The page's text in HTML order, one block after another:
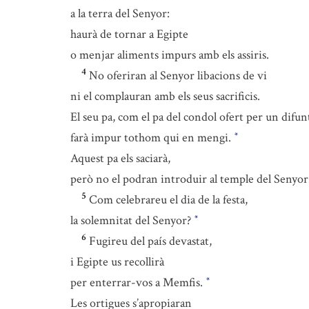
a la terra del Senyor:
haurà de tornar a Egipte
o menjar aliments impurs amb els assiris.
4 No oferiran al Senyor libacions de vi
ni el complauran amb els seus sacrificis.
El seu pa, com el pa del condol ofert per un
farà impur tothom qui en mengi. *
Aquest pa els saciarà,
però no el podran introduir al temple del
5 Com celebrareu el dia de la festa,
la solemnitat del Senyor? *
6 Fugireu del país devastat,
i Egipte us recollirà
per enterrar-vos a Memfis. *
Les ortigues s’apropiaran